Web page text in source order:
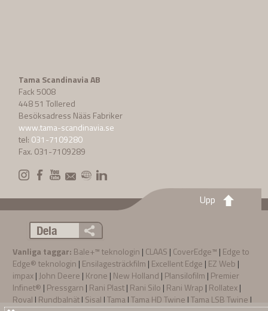
Tama Scandinavia AB
Fack 5008
448 51 Tollered
Besöksadress Nääs Fabriker
www.tama-scandinavia.se
tel: 031-7109280
Fax. 031-7109289
Upp
Dela
Vanliga taggar: Bale+™ teknologin | CLAAS | CoverEdge™ | Edge to
Edge® teknologin | Ensilagesträckfilm | Excellent Edge | EZ Web |
impax| John Deere | Krone | New Holland | Plansilofilm | Premier
Infinet® | Pressgarn | Rani Plast| Rani Silo | Rani Wrap | Rollatex|
Royal | Rundbalnät| Sisal |Tama|Tama HD Twine |Tama LSB Twine |